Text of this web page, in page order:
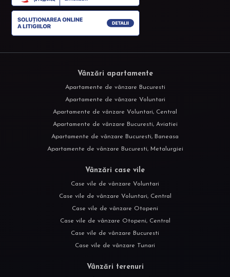
Vânzări apartamente
Apartamente de vânzare Bucuresti
Apartamente de vânzare Voluntari
Apartamente de vânzare Voluntari, Central
Apartamente de vânzare Bucuresti, Aviatiei
Apartamente de vânzare Bucuresti, Baneasa
Apartamente de vânzare Bucuresti, Metalurgiei
Vânzări case vile
Case vile de vânzare Voluntari
Case vile de vânzare Voluntari, Central
Case vile de vânzare Otopeni
Case vile de vânzare Otopeni, Central
Case vile de vânzare Bucuresti
Case vile de vânzare Tunari
Vânzări terenuri